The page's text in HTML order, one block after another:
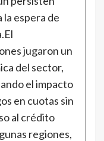
la espera de
jugaron un
del sector,
el impacto
en cuotas sin
al crédito
regiones,